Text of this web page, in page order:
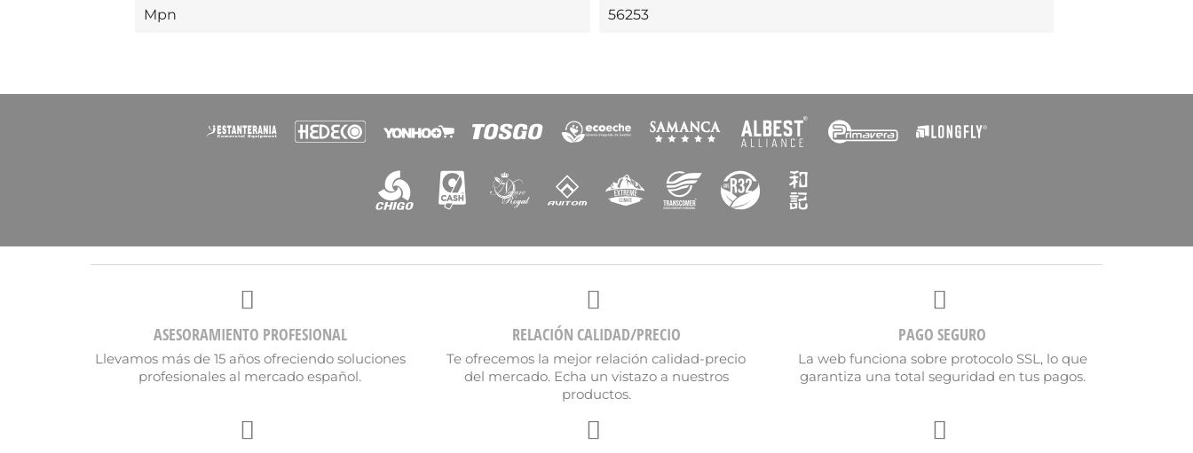
Mpn 56253
ASESORAMIENTO PROFESIONAL
Llevamos más de 15 años ofreciendo soluciones
profesionales al mercado español.
RELACIÓN CALIDAD/PRECIO
Te ofrecemos la mejor relación calidad-precio
del mercado. Echa un vistazo a nuestros
productos.
PAGO SEGURO
La web funciona sobre protocolo SSL, lo que
garantiza una total seguridad en tus pagos.